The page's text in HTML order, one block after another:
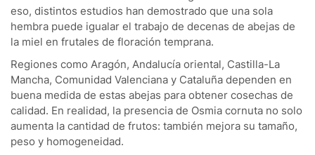
eso, distintos estudios han demostrado que una sola
hembra puede igualar el trabajo de decenas de abejas de
la miel en frutales de floración temprana.
Regiones como Aragón, Andalucía oriental, Castilla-La
Mancha, Comunidad Valenciana y Cataluña dependen en
buena medida de estas abejas para obtener cosechas de
calidad. En realidad, la presencia de Osmia cornuta no solo
aumenta la cantidad de frutos: también mejora su tamaño,
peso y homogeneidad.